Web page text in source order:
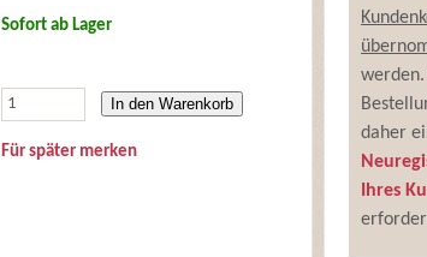
Sofort ab Lager
In den Warenkorb
Für später merken
werden.
daher
Ihres